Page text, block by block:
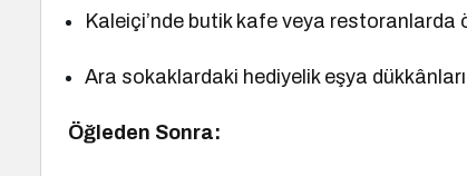
Kaleiçi’nde butik kafe veya restoranlarda
Ara sokaklardaki hediyelik eşya
Öğleden Sonra: